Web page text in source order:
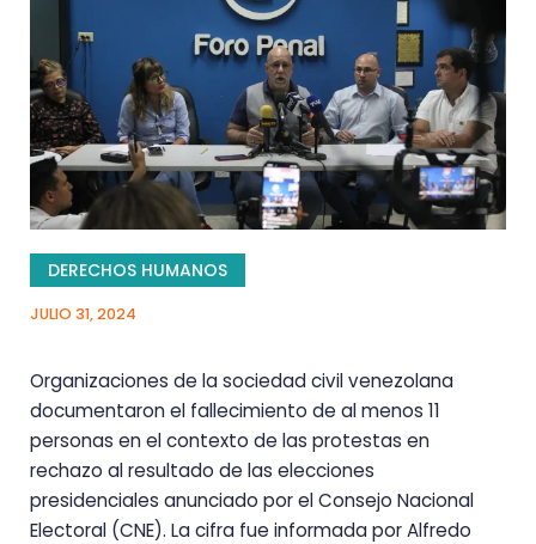
DERECHOS HUMANOS
JULIO 31, 2024
Organizaciones de la sociedad civil venezolana
documentaron el fallecimiento de al menos 11
personas en el contexto de las protestas en
rechazo al resultado de las elecciones
presidenciales anunciado por el Consejo Nacional
Electoral (CNE). La cifra fue informada por Alfredo